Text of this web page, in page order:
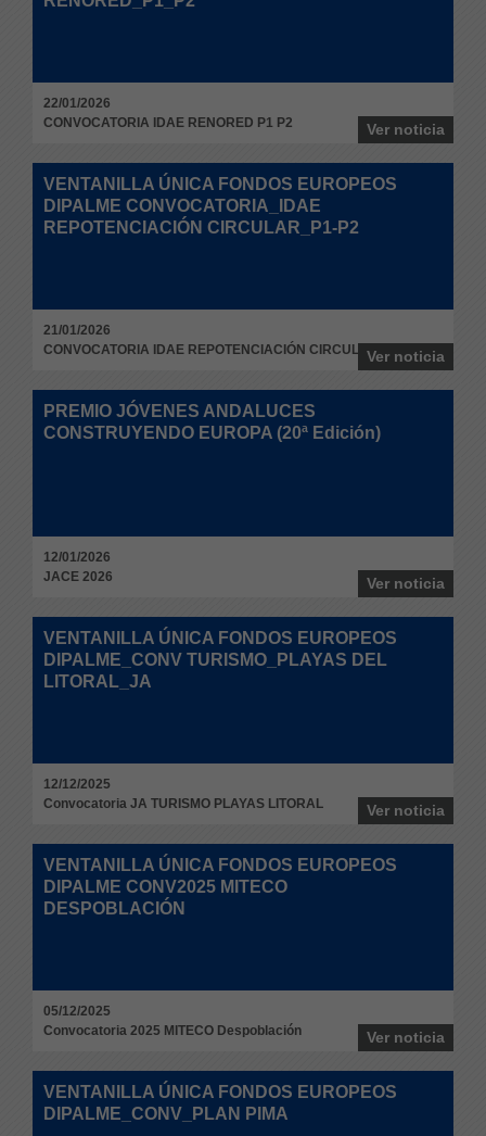
22/01/2026
CONVOCATORIA IDAE RENORED P1 P2
Ver noticia
VENTANILLA ÚNICA FONDOS EUROPEOS
DIPALME CONVOCATORIA_IDAE
REPOTENCIACIÓN CIRCULAR_P1-P2
21/01/2026
CONVOCATORIA IDAE REPOTENCIACIÓN CIRCULAR P1-P2
Ver noticia
PREMIO JÓVENES ANDALUCES
CONSTRUYENDO EUROPA (20ª Edición)
12/01/2026
JACE 2026
Ver noticia
VENTANILLA ÚNICA FONDOS EUROPEOS
DIPALME_CONV TURISMO_PLAYAS DEL
LITORAL_JA
12/12/2025
Convocatoria JA TURISMO PLAYAS LITORAL
Ver noticia
VENTANILLA ÚNICA FONDOS EUROPEOS
DIPALME CONV2025 MITECO
DESPOBLACIÓN
05/12/2025
Convocatoria 2025 MITECO Despoblación
Ver noticia
VENTANILLA ÚNICA FONDOS EUROPEOS
DIPALME_CONV_PLAN PIMA